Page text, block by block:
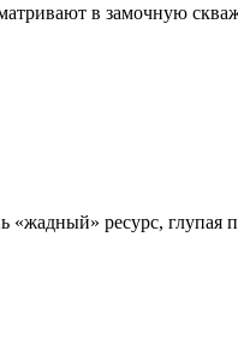
в замочную
ресурс, глупая